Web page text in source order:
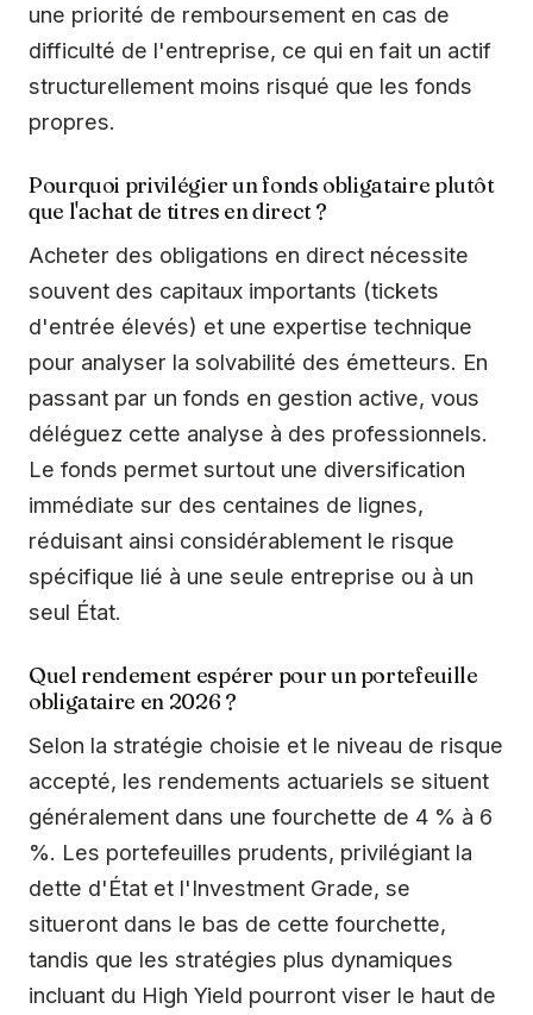
une priorité de remboursement en cas de
difficulté de l'entreprise, ce qui en fait un actif
structurellement moins risqué que les fonds
propres.
Pourquoi privilégier un fonds obligataire plutôt
que l'achat de titres en direct ?
Acheter des obligations en direct nécessite
souvent des capitaux importants (tickets
d'entrée élevés) et une expertise technique
pour analyser la solvabilité des émetteurs. En
passant par un fonds en gestion active, vous
déléguez cette analyse à des professionnels.
Le fonds permet surtout une diversification
immédiate sur des centaines de lignes,
réduisant ainsi considérablement le risque
spécifique lié à une seule entreprise ou à un
seul État.
Quel rendement espérer pour un portefeuille
obligataire en 2026 ?
Selon la stratégie choisie et le niveau de risque
accepté, les rendements actuariels se situent
généralement dans une fourchette de 4 % à 6
%. Les portefeuilles prudents, privilégiant la
dette d'État et l'Investment Grade, se
situeront dans le bas de cette fourchette,
tandis que les stratégies plus dynamiques
incluant du High Yield pourront viser le haut de